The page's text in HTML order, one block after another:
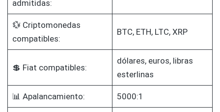
admitidas:
💱 Criptomonedas
compatibles:
BTC, ETH, LTC, XRP
💲 Fiat compatibles:
dólares, euros, libras
esterlinas
📊 Apalancamiento: 5000:1